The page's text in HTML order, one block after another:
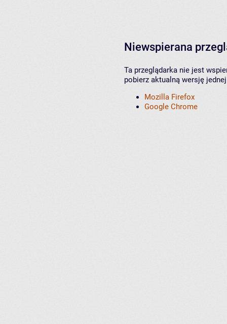
Niewspierana
Ta przeglądarka nie jest
pobierz aktualną wersję
Mozilla Firefox
Google Chrome